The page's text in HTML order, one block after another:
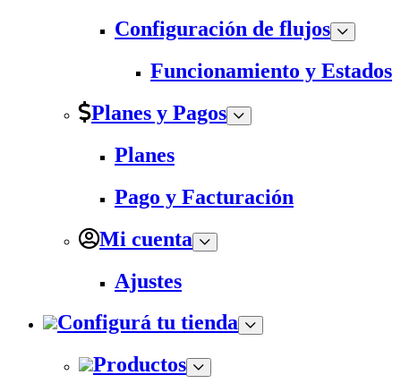
Configuración de flujos
Funcionamiento y Estados
Planes y Pagos
Planes
Pago y Facturación
Mi cuenta
Ajustes
Configurá tu tienda
Productos